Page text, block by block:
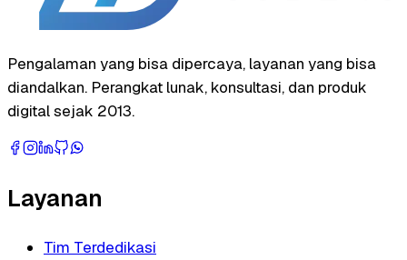
Pengalaman yang bisa dipercaya, layanan yang bisa
diandalkan. Perangkat lunak, konsultasi, dan produk
digital sejak 2013.
Layanan
Tim Terdedikasi